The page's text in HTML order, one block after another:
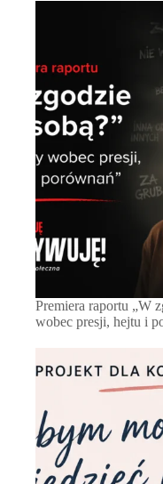
Premiera raportu „W
wobec presji, hejtu i